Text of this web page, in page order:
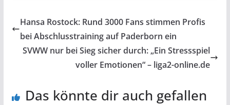
Hansa Rostock: Rund 3000 Fans stimmen Profis
bei Abschlusstraining auf Paderborn ein
SVWW nur bei Sieg sicher durch: „Ein Stressspiel
voller Emotionen“ – liga2-online.de
Das könnte dir auch gefallen